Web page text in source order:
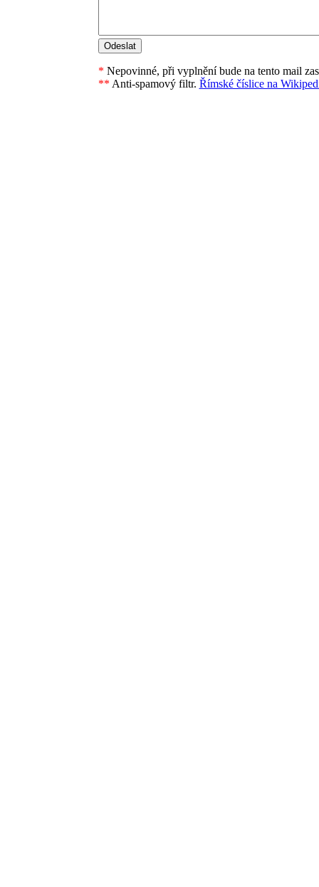
* Nepovinné, při vyplnění bude na tento mail
** Anti-spamový filtr. Římské číslice na